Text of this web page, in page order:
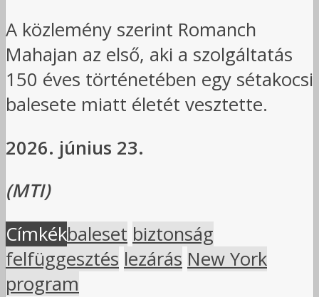
A közlemény szerint Romanch
Mahajan az első, aki a szolgáltatás
150 éves történetében egy sétakocsi
balesete miatt életét vesztette.
2026. június 23.
(MTI)
Címkékbaleset biztonság
felfüggesztés lezárás New York
program